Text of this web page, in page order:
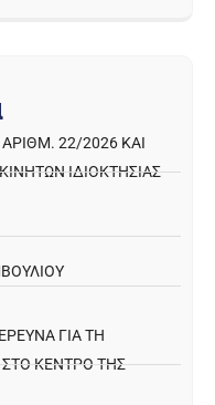
22/2026 ΚΑΙ
ΙΔΙΟΚΤΗΣΊΑΣ
ΓΙΑ ΤΗ
ΣΤΟ ΚΈΝΤΡΟ ΤΗΣ